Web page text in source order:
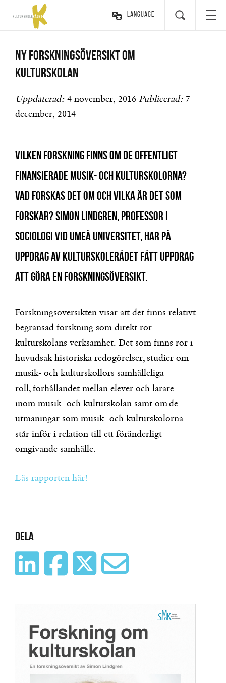
Language
Ny forskningsöversikt om
kulturskolan
Uppdaterad: 4 november, 2016 Publicerad: 7
december, 2014
Vilken forskning finns om de offentligt
finansierade musik- och kulturskolorna?
Vad forskas det om och vilka är det som
forskar? Simon Lindgren, professor i
sociologi vid Umeå Universitet, har på
uppdrag av Kulturskolerådet fått uppdrag
att göra en forskningsöversikt.
Forskningsöversikten visar att det finns relativt
begränsad forskning som direkt rör
kulturskolans verksamhet. Det som finns rör i
huvudsak historiska redogörelser, studier om
musik- och kulturskollors samhälleliga
roll, förhållandet mellan elever och lärare
inom musik- och kulturskolan samt omde
utmaningar som musik- och kulturskolorna
står inför i relation till ett föränderligt
omgivande samhälle.
Läs rapporten här!
Dela